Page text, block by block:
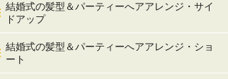
結婚式の髪型＆パーティーへアアレンジ・サイ
ドアップ
結婚式の髪型＆パーティーへアアレンジ・ショ
ート